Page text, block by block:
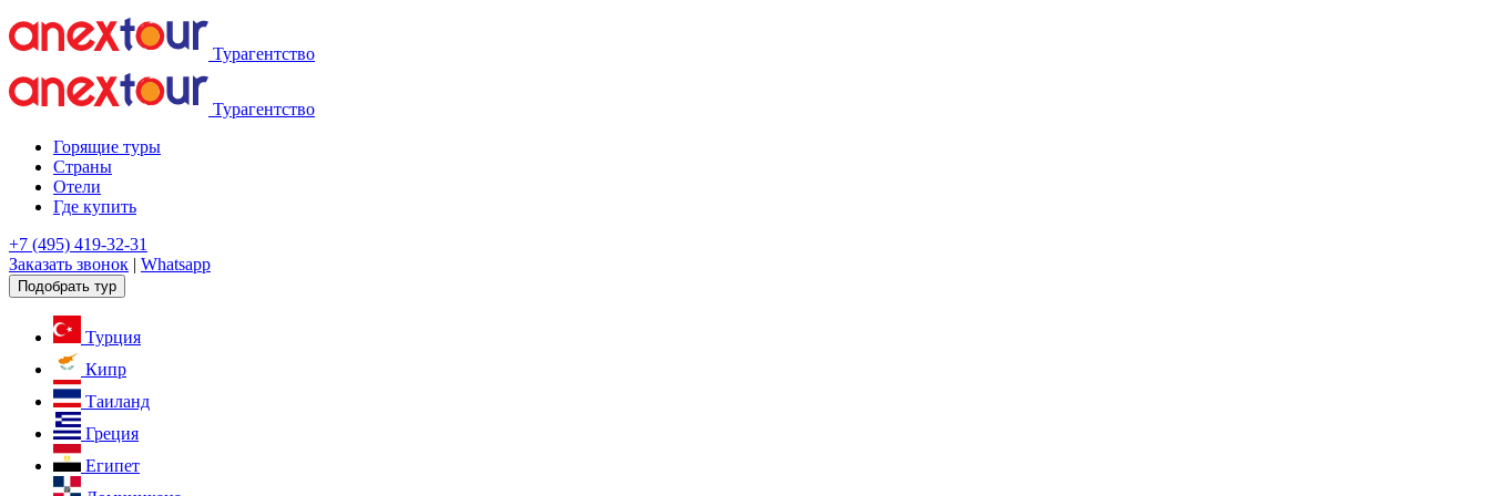
Турагентство
Турагентство
Горящие туры
Страны
Отели
Где купить
+7 (495) 419-32-31
Заказать звонок | Whatsapp
Подобрать тур
Турция
Кипр
Таиланд
Греция
Египет